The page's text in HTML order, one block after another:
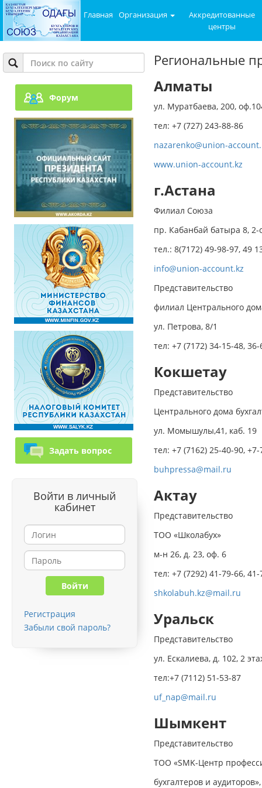
Главная Организация
Аккредитованные
центры
Форум
Задать вопрос
Войти в личный
кабинет
Регистрация
Забыли свой пароль?
Региональные
Алматы
ул. Муратбаева, 200,
тел: +7 (727) 243-88-86
nazarenko@union-
www.union-account.kz
г.Астана
Филиал Союза
пр. Кабанбай батыра 8, 2-
тел.: 8(7172) 49-98-97, 49
info@union-account.kz
Представительство
филиал Центрального
ул. Петрова, 8/1
тел: +7 (7172) 34-15-48,
Кокшетау
Представительство
Центрального дома
ул. Момышулы,41, каб. 19
тел: +7 (7162) 25-40-90,
buhpressa@mail.ru
Актау
Представительство
ТОО «Школабух»
м-н 26, д. 23, оф. 6
тел: +7 (7292) 41-79-66,
shkolabuh.kz@mail.ru
Уральск
Представительство
ул. Ескалиева, д. 102, 2
тел:+7 (7112) 51-53-87
uf_nap@mail.ru
Шымкент
Представительство
ТОО «SMK-Центр
бухгалтеров и аудиторов»,